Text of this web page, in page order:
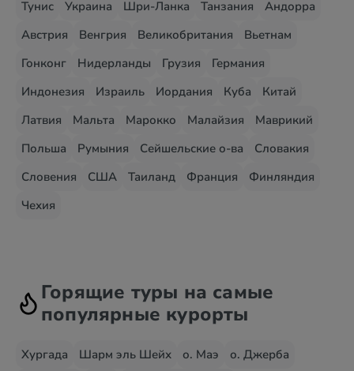
Тунис Украина Шри-Ланка Танзания
Андорра
Австрия
Венгрия Великобритания
Вьетнам
Гонконг
Нидерланды Грузия
Германия
Индонезия
Израиль Иордания Куба
Китай
Латвия
Мальта Марокко Малайзия
Маврикий
Польша
Румыния Сейшельские о-ва
Словакия
Словения
США Таиланд Франция
Финляндия
Чехия
Горящие туры на самые
популярные курорты
Хургада Шарм эль Шейх о. Маэ
о. Джерба